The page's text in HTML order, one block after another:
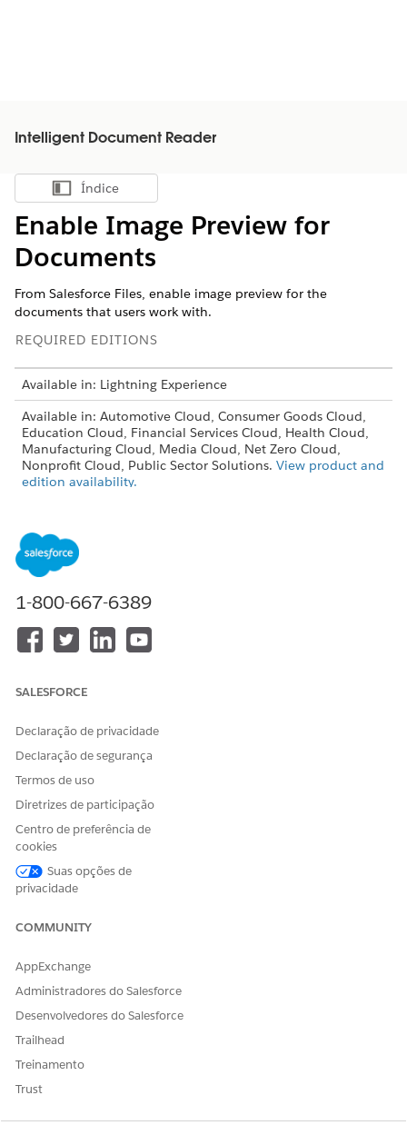
Intelligent Document Reader
Mostrar índice
Índice
Enable Image Preview for
Documents
From Salesforce Files, enable image preview for the
documents that users work with.
REQUIRED EDITIONS
Available in: Lightning Experience
Available in: Automotive Cloud, Consumer Goods Cloud,
Education Cloud, Financial Services Cloud, Health Cloud,
Manufacturing Cloud, Media Cloud, Net Zero Cloud,
Nonprofit Cloud, Public Sector Solutions. View product and
edition availability.
Intelligent Document Reader add-on license.
To edit Intelligent
From Setup, in the Quick Find box, enter
ClickEdit
Diga-nos para podermos melhorar!
1-800-667-6389
SALESFORCE
Declaração de privacidade
Declaração de segurança
Termos de uso
Diretrizes de participação
Centro de preferência de
cookies
Suas opções de
privacidade
COMMUNITY
AppExchange
Administradores do Salesforce
Desenvolvedores do Salesforce
Trailhead
Treinamento
Trust